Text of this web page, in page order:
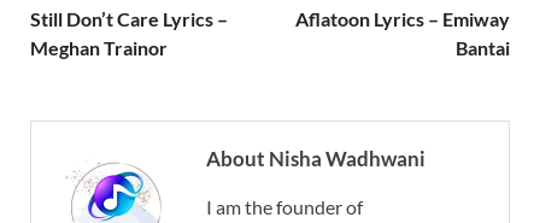
Still Don’t Care Lyrics –
Meghan Trainor
Aflatoon Lyrics – Emiway
Bantai
About Nisha Wadhwani
I am the founder of